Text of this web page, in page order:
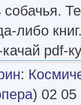
собачья.
либо
pdf-
:
) 02 05